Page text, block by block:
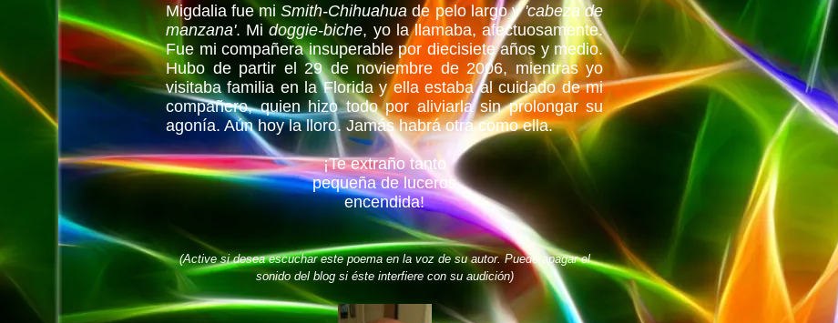
Migdalia fue miSmith-Chihuahua de pelo largo y'cabeza de
manzana'. Midoggie-biche, yo la llamaba, afectuosamente.
Fue mi compañera insuperable por diecisiete años y medio.
Hubo de partir el 29 de noviembre de 2006, mientras yo
visitaba familia en la Florida y ella estaba al cuidado de mi
compañero, quien hizo todo por aliviarla sin prolongar su
agonía. Aún hoy la lloro. Jamás habrá otra como ella.
¡Te extraño tanto
pequeña de luceros
encendida!
(Active si desea escuchar este poema en la voz de su autor. Puede apagar el
sonido del blog si éste interfiere con su audición)